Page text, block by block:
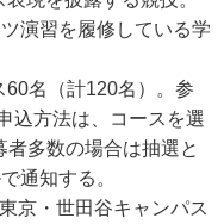
演習を履修している学
名（計120名）。参
込方法は、コースを選
多数の場合は抽選と
通知する。
京・世田谷キャンパス